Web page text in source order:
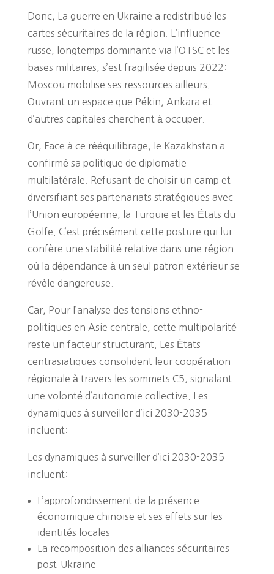
Donc, La guerre en Ukraine a redistribué les
cartes sécuritaires de la région. L’influence
russe, longtemps dominante via l’OTSC et les
bases militaires, s’est fragilisée depuis 2022:
Moscou mobilise ses ressources ailleurs.
Ouvrant un espace que Pékin, Ankara et
d’autres capitales cherchent à occuper.
Or, Face à ce rééquilibrage, le Kazakhstan a
confirmé sa politique de diplomatie
multilatérale. Refusant de choisir un camp et
diversifiant ses partenariats stratégiques avec
l’Union européenne, la Turquie et les États du
Golfe. C’est précisément cette posture qui lui
confère une stabilité relative dans une région
où la dépendance à un seul patron extérieur se
révèle dangereuse.
Car, Pour l’analyse des tensions ethno-
politiques en Asie centrale, cette multipolarité
reste un facteur structurant. Les États
centrasiatiques consolident leur coopération
régionale à travers les sommets C5, signalant
une volonté d’autonomie collective. Les
dynamiques à surveiller d’ici 2030-2035
incluent:
Les dynamiques à surveiller d’ici 2030-2035
incluent:
L’approfondissement de la présence
économique chinoise et ses effets sur les
identités locales
La recomposition des alliances sécuritaires
post-Ukraine